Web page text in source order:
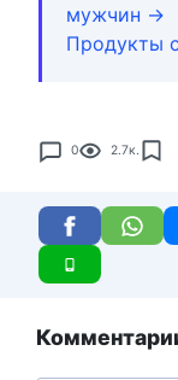
мужчин →
Продукты
0 2.7к.